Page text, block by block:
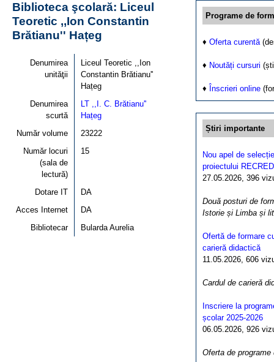
Programe de
♦ Oferta curentă
♦ Noutăți cursuri
♦ Înscrieri online
Știri importante
Nou apel de
proiectului RECRED
27.05.2026, 396
Două posturi de
Istorie și Limba și
Ofertă de formare
carieră didactică
11.05.2026, 606
Cardul de carieră
Inscriere la
școlar 2025-2026
06.05.2026, 926
Oferta de programe
Biblioteca şcolară: Liceul
Teoretic ,,Ion Constantin
Brătianu'' Hațeg
Denumirea
unităţii
Liceul Teoretic ,,Ion
Constantin Brătianu''
Hațeg
Denumirea
scurtă
LT ,,I. C. Brătianu''
Hațeg
Număr volume
23222
Număr locuri
(sala de
lectură)
15
Dotare IT
DA
Acces Internet
DA
Bibliotecar
Bularda Aurelia